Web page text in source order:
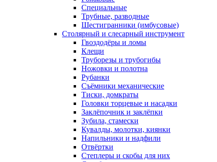
Специальные
Трубные, разводные
Шестигранники (имбусовые)
Столярный и слесарный инструмент
Гвоздодёры и ломы
Клещи
Труборезы и трубогибы
Ножовки и полотна
Рубанки
Съёмники механические
Тиски, домкраты
Головки торцевые и насадки
Заклёпочник и заклёпки
Зубила, стамески
Кувалды, молотки, киянки
Напильники и надфили
Отвёртки
Степлеры и скобы для них